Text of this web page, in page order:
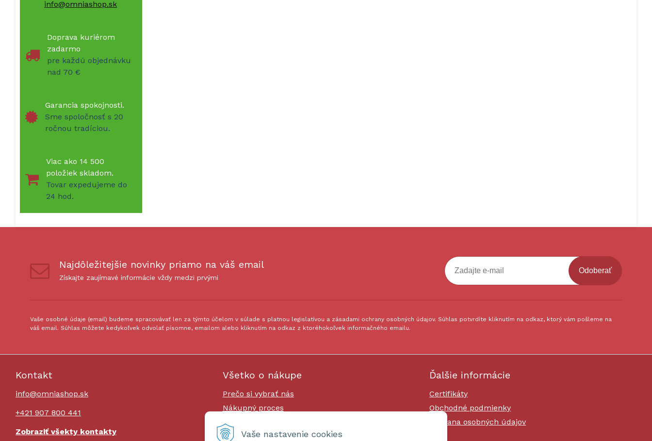
Vaše nastavenie cookies
info@omniashop.sk
Doprava kuriérom
zadarmo
pre každú objednávku
nad 70 €
Garancia spokojnosti.
Sme spoločnosť s 20
ročnou tradíciou.
Viac ako 14 500
položiek skladom.
Tovar expedujeme do
24 hod.
Najdôležitejšie novinky priamo na váš email
Získajte zaujímavé informácie vždy medzi prvými
Odoberať
Vaše osobné údaje (email) budeme spracovávať len za týmto účelom v súlade s platnou legislatívou a zásadami ochrany osobných údajov. Súhlas potvrdíte kliknutím na odkaz, ktorý vám pošleme na
váš email. Súhlas môžete kedykoľvek odvolať písomne, emailom alebo kliknutím na odkaz z ktoréhokoľvek informačného emailu.
Kontakt
info@omniashop.sk
+421 907 800 441
Zobraziť všekty kontakty
Všetko o nákupe
Prečo si vybrať nás
Nákupný proces
Platby a doprava
Reklamačný poriadok
Ďalšie informácie
Certifikáty
Obchodné podmienky
Ochrana osobných údajov